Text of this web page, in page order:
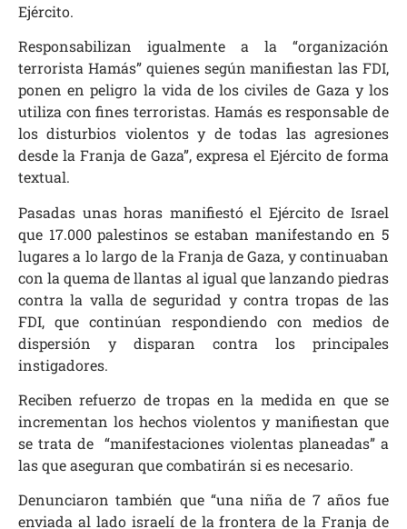
Ejército.
Responsabilizan igualmente a la “organización
terrorista Hamás” quienes según manifiestan las FDI,
ponen en peligro la vida de los civiles de Gaza y los
utiliza con fines terroristas. Hamás es responsable de
los disturbios violentos y de todas las agresiones
desde la Franja de Gaza”, expresa el Ejército de forma
textual.
Pasadas unas horas manifiestó el Ejército de Israel
que 17.000 palestinos se estaban manifestando en 5
lugares a lo largo de la Franja de Gaza, y continuaban
con la quema de llantas al igual que lanzando piedras
contra la valla de seguridad y contra tropas de las
FDI, que continúan respondiendo con medios de
dispersión y disparan contra los principales
instigadores.
Reciben refuerzo de tropas en la medida en que se
incrementan los hechos violentos y manifiestan que
se trata de “manifestaciones violentas planeadas” a
las que aseguran que combatirán si es necesario.
Denunciaron también que “una niña de 7 años fue
enviada al lado israelí de la frontera de la Franja de